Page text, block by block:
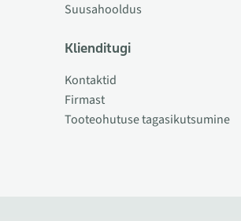
Suusahooldus
Klienditugi
Kontaktid
Firmast
Tooteohutuse tagasikutsumine